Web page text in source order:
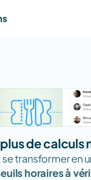
de calculs
transformer en
horaires à